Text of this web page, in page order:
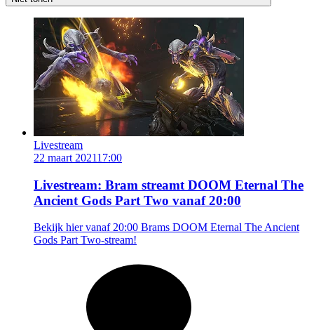
Livestream
22 maart 202117:00
Livestream: Bram streamt DOOM Eternal The
Ancient Gods Part Two vanaf 20:00
Bekijk hier vanaf 20:00 Brams DOOM Eternal The Ancient
Gods Part Two-stream!